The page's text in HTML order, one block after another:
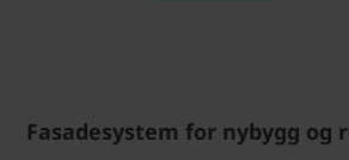
Fasadesystem for nybygg og